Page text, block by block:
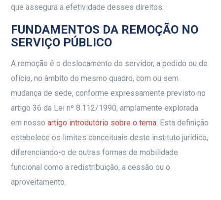
que assegura a efetividade desses direitos.
FUNDAMENTOS DA REMOÇÃO NO
SERVIÇO PÚBLICO
A remoção é o deslocamento do servidor, a pedido ou de
ofício, no âmbito do mesmo quadro, com ou sem
mudança de sede, conforme expressamente previsto no
artigo 36 da Lei nº 8.112/1990, amplamente explorada
em nossoartigo introdutório sobre o tema. Esta definição
estabelece os limites conceituais deste instituto jurídico,
diferenciando-o de outras formas de mobilidade
funcional como a redistribuição, a cessão ou o
aproveitamento.